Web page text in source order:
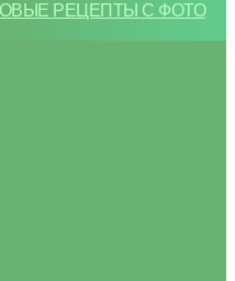
РЕЦЕПТЫ С ФОТО